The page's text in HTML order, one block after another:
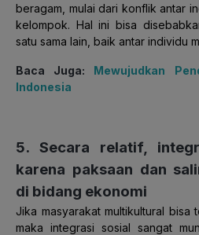
beragam, mulai dari konflik antar
kelompok. Hal ini bisa
satu sama lain, baik antar individu
Baca Juga: Mewujudkan
Indonesia
5. Secara relatif,
karena paksaan dan
di bidang ekonomi
Jika masyarakat multikultural bisa
maka integrasi sosial sangat